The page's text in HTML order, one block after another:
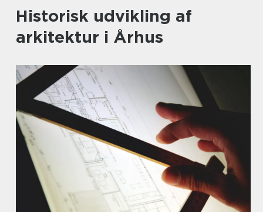
Historisk udvikling af
arkitektur i Århus